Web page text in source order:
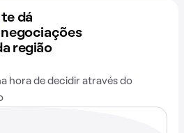
te dá
negociações
região
hora de decidir através do